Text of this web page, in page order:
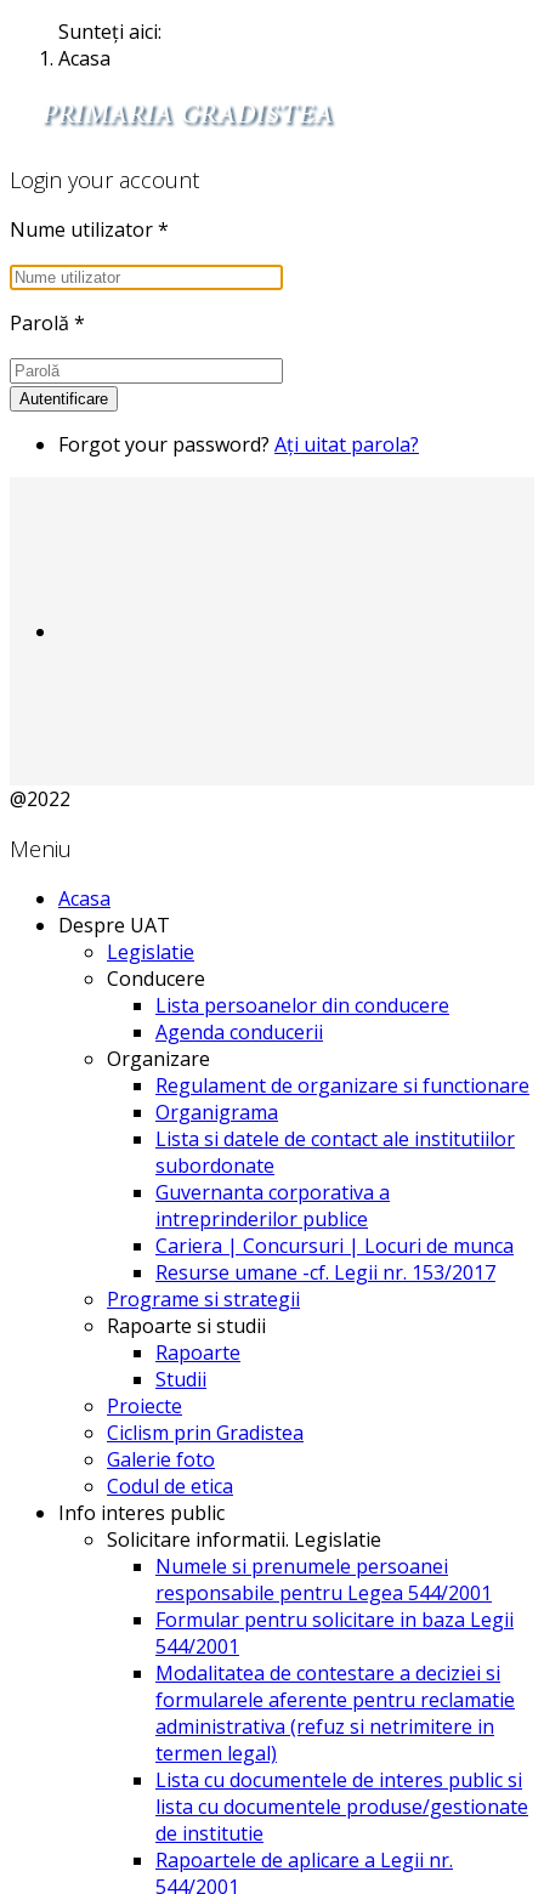
Sunteți aici:
Acasa
Login your account
Nume utilizator*
Parolă *
Autentificare
Forgot your password? Aţi uitat parola?
@2022
Meniu
Acasa
Despre UAT
Legislatie
Conducere
Lista persoanelor din conducere
Agenda conducerii
Organizare
Regulament de organizare si functionare
Organigrama
Lista si datele de contact ale institutiilor
subordonate
Guvernanta corporativa a
intreprinderilor publice
Cariera | Concursuri | Locuri de munca
Resurse umane -cf. Legii nr. 153/2017
Programe si strategii
Rapoarte si studii
Rapoarte
Studii
Proiecte
Ciclism prin Gradistea
Galerie foto
Codul de etica
Info interes public
Solicitare informatii. Legislatie
Numele si prenumele persoanei
responsabile pentru Legea 544/2001
Formular pentru solicitare in baza Legii
544/2001
Modalitatea de contestare a deciziei si
formularele aferente pentru reclamatie
administrativa (refuz si netrimitere in
termen legal)
Lista cu documentele de interes public si
lista cu documentele produse/gestionate
de institutie
Rapoartele de aplicare a Legii nr.
544/2001